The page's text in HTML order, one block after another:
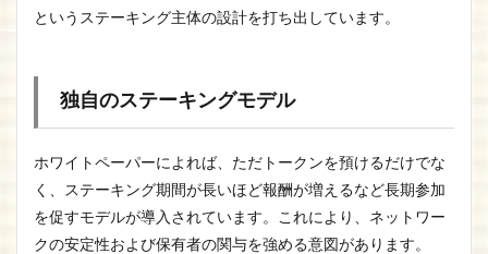
というステーキング主体の設計を打ち出しています。
独自のステーキングモデル
ホワイトペーパーによれば、ただトークンを預けるだけでな
く、ステーキング期間が長いほど報酬が増えるなど長期参加
を促すモデルが導入されています。これにより、ネットワー
クの安定性および保有者の関与を強める意図があります。